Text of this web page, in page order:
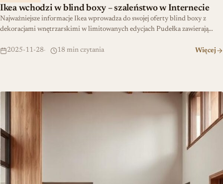
Ikea wchodzi w blind boxy – szaleństwo w Internecie
Najważniejsze informacje Ikea wprowadza do swojej oferty blind boxy z
dekoracjami wnętrzarskimi w limitowanych edycjach Pudełka zawierają…
2025-11-28 18 min czytania Więcej
Nowoczesne wnętrza – nowy design i trendy w projektowaniu